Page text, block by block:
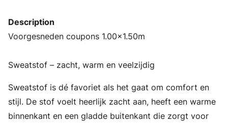
Description
Voorgesneden coupons 1.00x1.50m
Sweatstof – zacht, warm en veelzijdig
Sweatstof is dé favoriet als het gaat om comfort en
stijl. De stof voelt heerlijk zacht aan, heeft een warme
binnenkant en een gladde buitenkant die zorgt voor